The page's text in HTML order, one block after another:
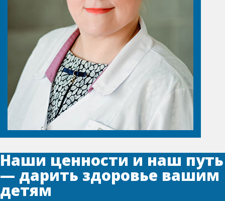
Наши ценности и наш путь
— дарить здоровье вашим
детям